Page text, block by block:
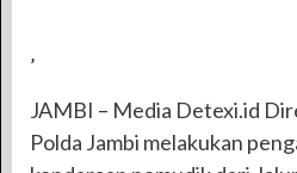
’
JAMBI – Media Detexi.id
Polda Jambi melakukan